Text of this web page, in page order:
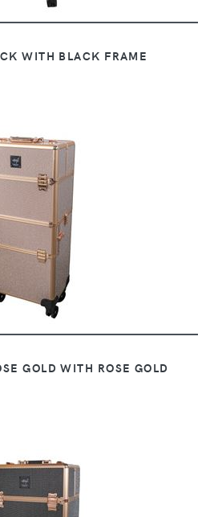
WITH BLACK FRAME
DÉTAILS
GOLD WITH ROSE GOLD